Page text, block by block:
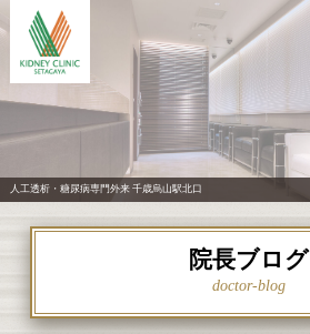
人工透析・糖尿病専門外来 千歳烏山駅北口
院長ブログ
doctor-blog